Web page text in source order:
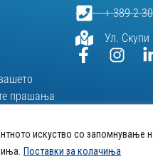
искуство со запомнување
Поставки за колачиња
прашања
+ 389 2
Ул. Скупи